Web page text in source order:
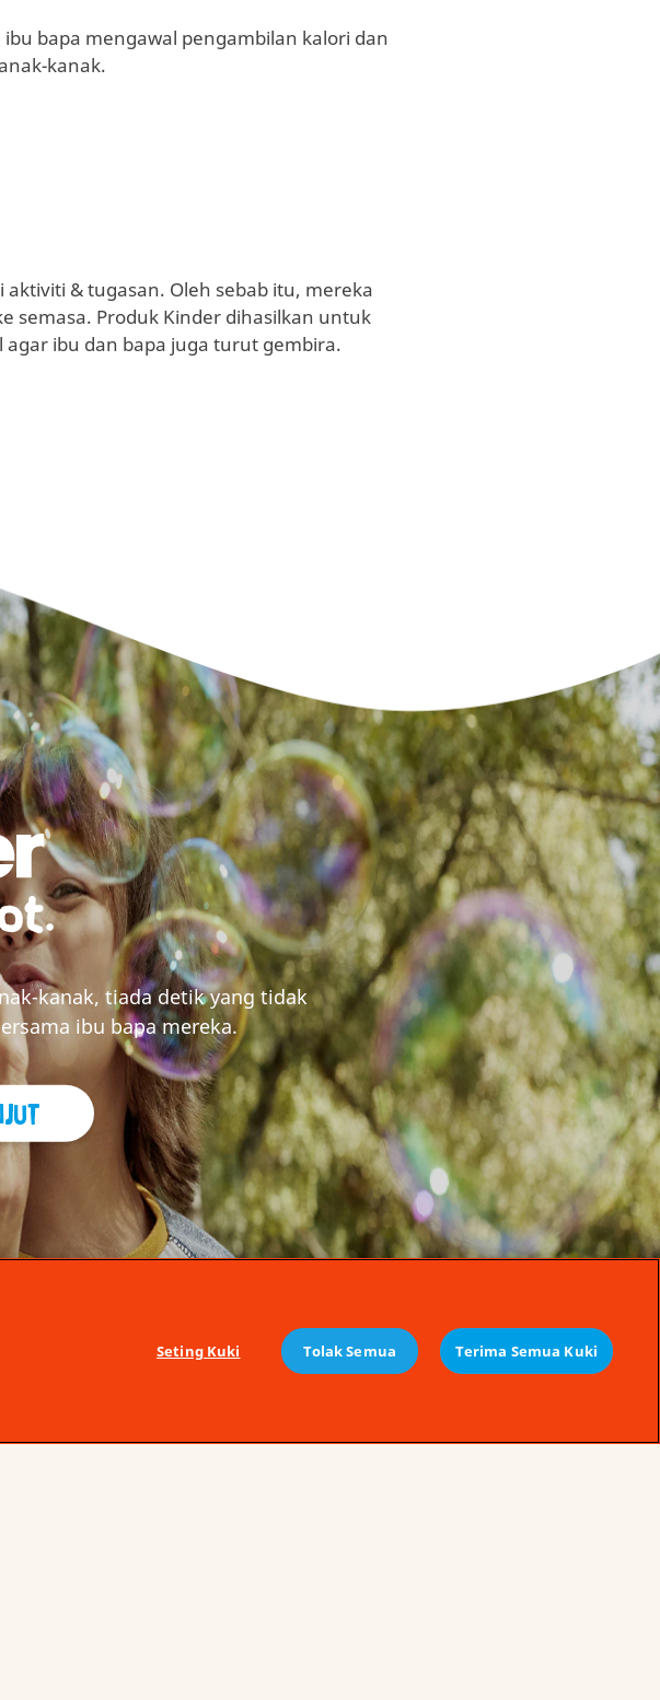
bapa mengawal pengambilan kalori dan
kanak.
& tugasan. Oleh sebab itu, mereka
semasa. Produk Kinder dihasilkan untuk
ibu dan bapa juga turut gembira.
kanak, tiada detik yang tidak
ibu bapa mereka.
Seting Kuki Tolak Semua Terima Semua Kuki